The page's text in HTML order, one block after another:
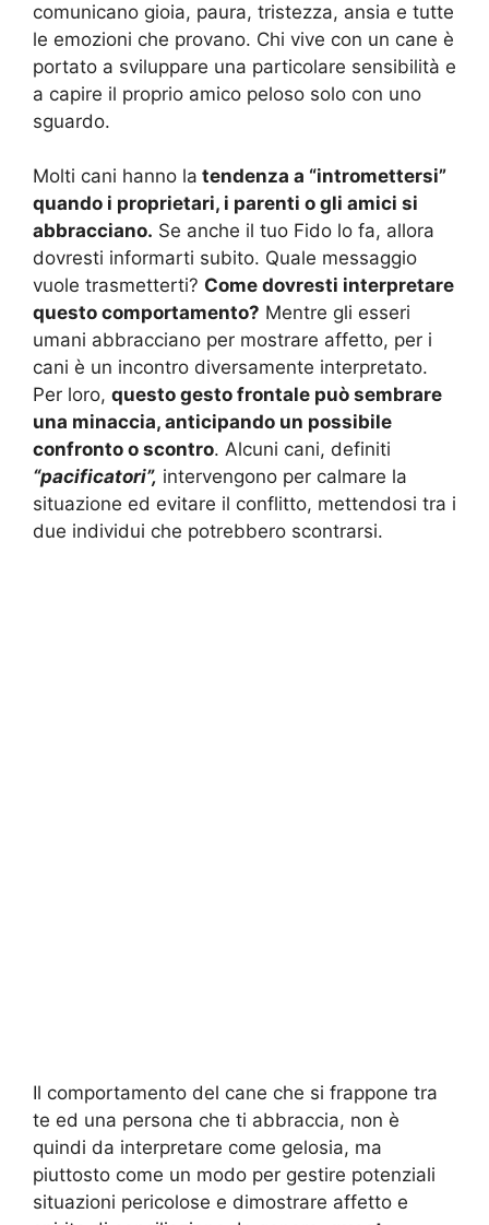
comunicano gioia, paura, tristezza, ansia e tutte
le emozioni che provano. Chi vive con un cane è
portato a sviluppare una particolare sensibilità e
a capire il proprio amico peloso solo con uno
sguardo.
Molti cani hanno la tendenza a “intromettersi”
quando i proprietari, i parenti o gli amici si
abbracciano. Se anche il tuo Fido lo fa, allora
dovresti informarti subito. Quale messaggio
vuole trasmetterti? Come dovresti interpretare
questo comportamento? Mentre gli esseri
umani abbracciano per mostrare affetto, per i
cani è un incontro diversamente interpretato.
Per loro, questo gesto frontale può sembrare
una minaccia, anticipando un possibile
confronto o scontro. Alcuni cani, definiti
“pacificatori”, intervengono per calmare la
situazione ed evitare il conflitto, mettendosi tra i
due individui che potrebbero scontrarsi.
Il comportamento del cane che si frappone tra
te ed una persona che ti abbraccia, non è
quindi da interpretare come gelosia, ma
piuttosto come un modo per gestire potenziali
situazioni pericolose e dimostrare affetto e